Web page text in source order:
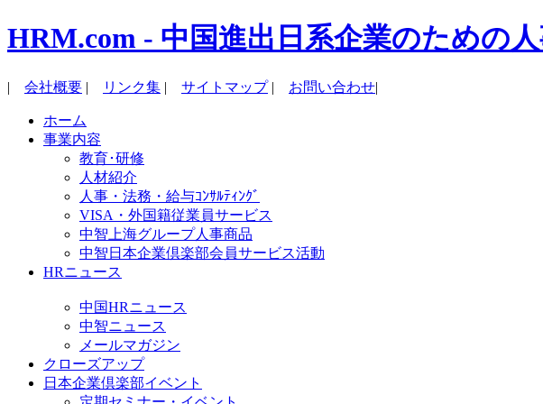
HRM.com - 中国進出日系企業のための
| 会社概要 | リンク集 | サイトマップ| お問い合わせ|
ホーム
事業内容
教育･研修
人材紹介
人事・法務・給与ｺﾝｻﾙﾃｨﾝｸﾞ
VISA・外国籍従業員サービス
中智上海グループ人事商品
中智日本企業倶楽部会員サービス活動
HRニュース
中国HRニュース
中智ニュース
メールマガジン
クローズアップ
日本企業倶楽部イベント